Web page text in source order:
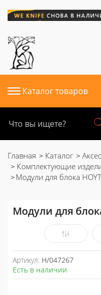
Каталог товаров
Главная Каталог
Комплектующие
Модули для блока
Модули для
Артикул: H/047267
Есть в наличии